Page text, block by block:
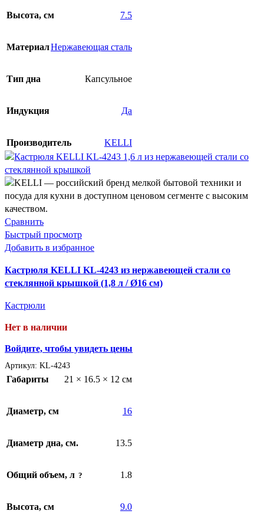
Высота, см 7.5
МатериалНержавеющая сталь
Тип дна Капсульное
Индукция Да
Производитель KELLI
Сравнить
Быстрый просмотр
Добавить в избранное
Кастрюля KELLI KL-4243 из нержавеющей стали со
стеклянной крышкой (1,8 л / Ø16 см)
Кастрюли
Нет в наличии
Войдите, чтобы увидеть цены
Артикул: KL-4243
Габариты 21 × 16.5 × 12 см
Диаметр, см 16
Диаметр дна, см. 13.5
Общий объем, л 1.8
Высота, см 9.0